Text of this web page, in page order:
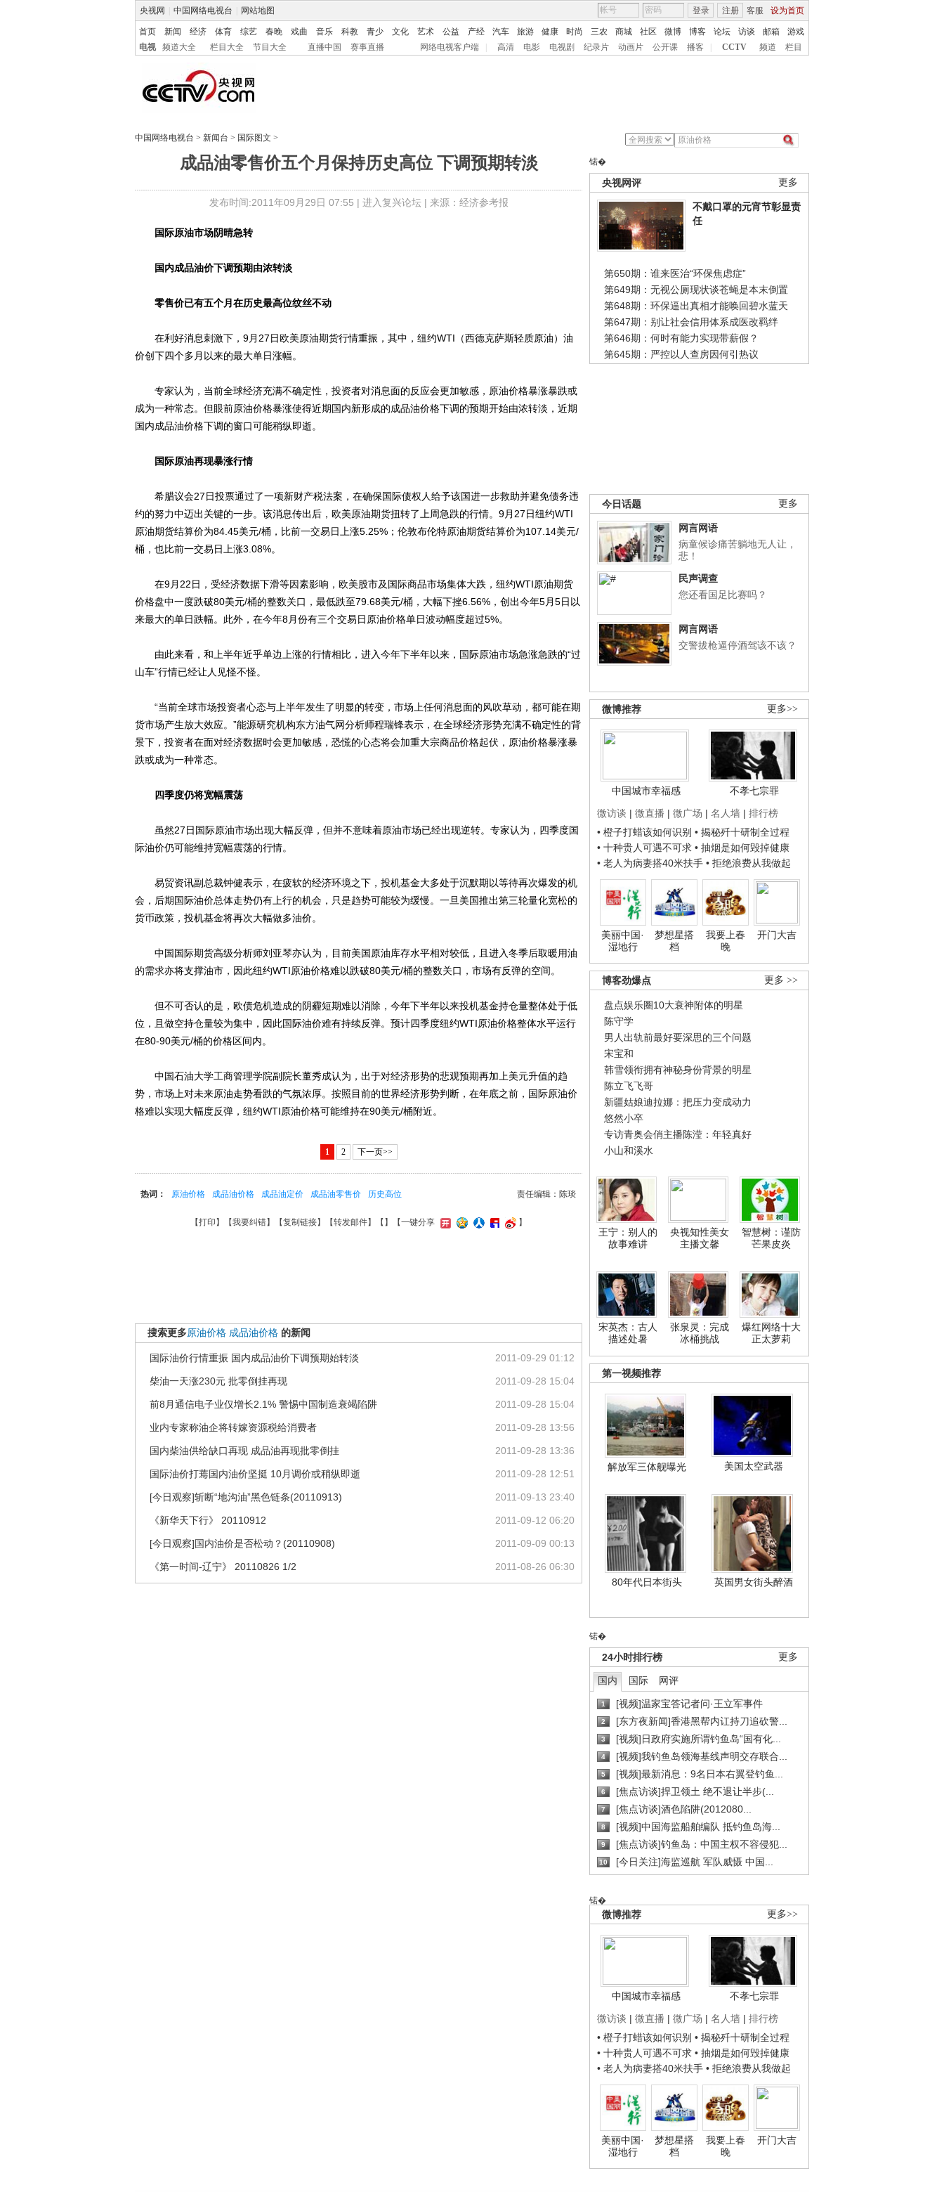
央视网 中国网络电视台 网站地图 客服 设为首页
登录 注册
首页 新闻 经济 体育 综艺 春晚 戏曲 音乐 科教 青少 文化 艺术 公益 产经 汽车 旅游 健康 时尚 三农 商城 社区 微博 博客 论坛 访谈 邮箱
游戏
电视
频道大全 栏目大全 节目大全 直播中国 赛事直播 网络电视客户端 高清 电影 电视剧 纪录片 动画片 公开课 播客 CCTV 频道 栏目
中国网络电视台 > 新闻台 > 国际图文 >
成品油零售价五个月保持历史高位 下调预期转淡
发布时间:2011年09月29日 07:55 | 进入复兴论坛| 来源：经济参考报
锘�
更多
央视网评
不戴口罩的元宵节彰显责
任
第650期：谁来医治“环保焦虑症”
第649期：无视公厕现状谈苍蝇是本末倒置
第648期：环保逼出真相才能唤回碧水蓝天
第647期：别让社会信用体系成医改羁绊
第646期：何时有能力实现带薪假？
第645期：严控以人查房因何引热议
更多
今日话题
网言网语
病童候诊痛苦躺地无人让，
悲！
民声调查
您还看国足比赛吗？
网言网语
交警拔枪逼停酒驾该不该？
更多>>
微博推荐
中国城市幸福感
不孝七宗罪
微访谈 | 微直播 | 微广场 | 名人墙 | 排行榜
• 橙子打蜡该如何识别 • 揭秘歼十研制全过程
• 十种贵人可遇不可求 • 抽烟是如何毁掉健康
• 老人为病妻搭40米扶手 • 拒绝浪费从我做起
美丽中国·
湿地行
梦想星搭
档
我要上春
晚
开门大吉
更多 >>
博客劲爆点
盘点娱乐圈10大衰神附体的明星
陈守学
男人出轨前最好要深思的三个问题
宋宝和
韩雪领衔拥有神秘身份背景的明星
陈立飞飞哥
新疆姑娘迪拉娜：把压力变成动力
悠然小卒
专访青奥会俏主播陈滢：年轻真好
小山和溪水
王宁：别人的
故事难讲
央视知性美女
主播文馨
智慧树：谨防
芒果皮炎
宋英杰：古人
描述处暑
张泉灵：完成
冰桶挑战
爆红网络十大
正太萝莉
第一视频推荐
解放军三体舰曝光 美国太空武器
80年代日本街头 英国男女街头醉酒
锘�
更多
24小时排行榜
国内 国际 网评
1 [视频]温家宝答记者问·王立军事件
2 [东方夜新闻]香港黑帮内讧持刀追砍警...
3 [视频]日政府实施所谓钓鱼岛“国有化...
4 [视频]我钓鱼岛领海基线声明交存联合...
5 [视频]最新消息：9名日本右翼登钓鱼...
6 [焦点访谈]捍卫领土 绝不退让半步(...
7 [焦点访谈]酒色陷阱(2012080...
8 [视频]中国海监船舶编队 抵钓鱼岛海...
9 [焦点访谈]钓鱼岛：中国主权不容侵犯...
10 [今日关注]海监巡航 军队威慑 中国...
锘�
更多>>
微博推荐
中国城市幸福感
不孝七宗罪
微访谈 | 微直播 | 微广场 | 名人墙 | 排行榜
• 橙子打蜡该如何识别 • 揭秘歼十研制全过程
• 十种贵人可遇不可求 • 抽烟是如何毁掉健康
• 老人为病妻搭40米扶手 • 拒绝浪费从我做起
美丽中国·
湿地行
梦想星搭
档
我要上春
晚
开门大吉
国际原油市场阴晴急转
国内成品油价下调预期由浓转淡
零售价已有五个月在历史最高位纹丝不动
在利好消息刺激下，9月27日欧美原油期货行情重振，其中，纽约WTI（西德克萨斯轻质原油）油
价创下四个多月以来的最大单日涨幅。
专家认为，当前全球经济充满不确定性，投资者对消息面的反应会更加敏感，原油价格暴涨暴跌或
成为一种常态。但眼前原油价格暴涨使得近期国内新形成的成品油价格下调的预期开始由浓转淡，近期
国内成品油价格下调的窗口可能稍纵即逝。
国际原油再现暴涨行情
希腊议会27日投票通过了一项新财产税法案，在确保国际债权人给予该国进一步救助并避免债务违
约的努力中迈出关键的一步。该消息传出后，欧美原油期货扭转了上周急跌的行情。9月27日纽约WTI
原油期货结算价为84.45美元/桶，比前一交易日上涨5.25%；伦敦布伦特原油期货结算价为107.14美元/
桶，也比前一交易日上涨3.08%。
在9月22日，受经济数据下滑等因素影响，欧美股市及国际商品市场集体大跌，纽约WTI原油期货
价格盘中一度跌破80美元/桶的整数关口，最低跌至79.68美元/桶，大幅下挫6.56%，创出今年5月5日以
来最大的单日跌幅。此外，在今年8月份有三个交易日原油价格单日波动幅度超过5%。
由此来看，和上半年近乎单边上涨的行情相比，进入今年下半年以来，国际原油市场急涨急跌的“过
山车”行情已经让人见怪不怪。
“当前全球市场投资者心态与上半年发生了明显的转变，市场上任何消息面的风吹草动，都可能在期
货市场产生放大效应。”能源研究机构东方油气网分析师程瑞锋表示，在全球经济形势充满不确定性的背
景下，投资者在面对经济数据时会更加敏感，恐慌的心态将会加重大宗商品价格起伏，原油价格暴涨暴
跌或成为一种常态。
四季度仍将宽幅震荡
虽然27日国际原油市场出现大幅反弹，但并不意味着原油市场已经出现逆转。专家认为，四季度国
际油价仍可能维持宽幅震荡的行情。
易贸资讯副总裁钟健表示，在疲软的经济环境之下，投机基金大多处于沉默期以等待再次爆发的机
会，后期国际油价总体走势仍有上行的机会，只是趋势可能较为缓慢。一旦美国推出第三轮量化宽松的
货币政策，投机基金将再次大幅做多油价。
中国国际期货高级分析师刘亚琴亦认为，目前美国原油库存水平相对较低，且进入冬季后取暖用油
的需求亦将支撑油市，因此纽约WTI原油价格难以跌破80美元/桶的整数关口，市场有反弹的空间。
但不可否认的是，欧债危机造成的阴霾短期难以消除，今年下半年以来投机基金持仓量整体处于低
位，且做空持仓量较为集中，因此国际油价难有持续反弹。预计四季度纽约WTI原油价格整体水平运行
在80-90美元/桶的价格区间内。
中国石油大学工商管理学院副院长董秀成认为，出于对经济形势的悲观预期再加上美元升值的趋
势，市场上对未来原油走势看跌的气氛浓厚。按照目前的世界经济形势判断，在年底之前，国际原油价
格难以实现大幅度反弹，纽约WTI原油价格可能维持在90美元/桶附近。
1 2 下一页>>
责任编辑：陈琰
热词： 原油价格 成品油价格 成品油定价 成品油零售价 历史高位
【打印 】【我要纠错】【复制链接】【转发邮件】【 】 【一键分享 】
搜索更多原油价格 成品油价格 的新闻
2011-09-29 01:12
国际油价行情重振 国内成品油价下调预期始转淡
2011-09-28 15:04
柴油一天涨230元 批零倒挂再现
2011-09-28 15:04
前8月通信电子业仅增长2.1% 警惕中国制造衰竭陷阱
2011-09-28 13:56
业内专家称油企将转嫁资源税给消费者
2011-09-28 13:36
国内柴油供给缺口再现 成品油再现批零倒挂
2011-09-28 12:51
国际油价打蔫国内油价坚挺 10月调价或稍纵即逝
2011-09-13 23:40
[今日观察]斩断“地沟油”黑色链条(20110913)
2011-09-12 06:20
《新华天下行》 20110912
2011-09-09 00:13
[今日观察]国内油价是否松动？(20110908)
2011-08-26 06:30
《第一时间-辽宁》 20110826 1/2